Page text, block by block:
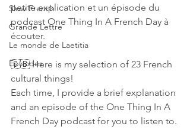
Slow French
Grande Lettre
Le monde de Laetitia
Episodes
petite explication et un épisode du
podcast One Thing In A French Day à
écouter.
🇬🇧 Here is my selection of 23 French
cultural things!
Each time, I provide a brief explanation
and an episode of the One Thing In A
French Day podcast for you to listen to.